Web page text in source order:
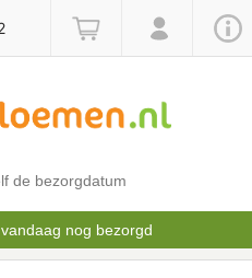
de bezorgdatum
nog bezorgd